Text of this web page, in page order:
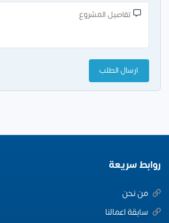
روابط سريعة
من نحن
سابقة اعمالنا